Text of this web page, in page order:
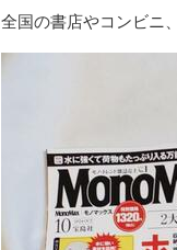
全国の書店やコンビニ